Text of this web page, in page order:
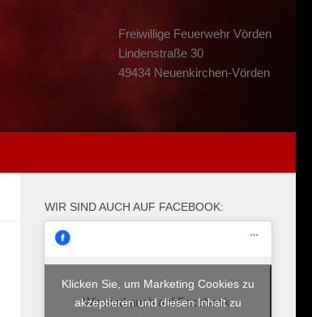
Freiwillige Feuerwehr Vörden
Lindenstraße 30
49434 Neuenkirchen-Vörden
WIR SIND AUCH AUF FACEBOOK:
Wir sind auch auf Facebook:
Klicken Sie, um Marketing Cookies zu
akzeptieren und diesen Inhalt zu